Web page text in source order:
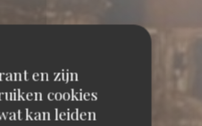
en zijn
cookies
kan leiden